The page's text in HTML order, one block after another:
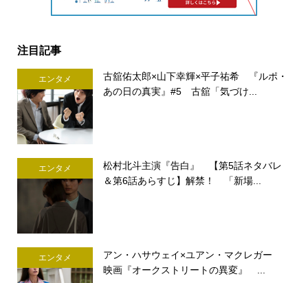
注目記事
エンタメ
古舘佑太郎×山下幸輝×平子祐希 『ルポ・
あの日の真実』#5 古舘「気づけ...
エンタメ
松村北斗主演『告白』 【第5話ネタバレ
＆第6話あらすじ】解禁！ 「新場...
エンタメ
アン・ハサウェイ×ユアン・マクレガー
映画『オークストリートの異変』 ...